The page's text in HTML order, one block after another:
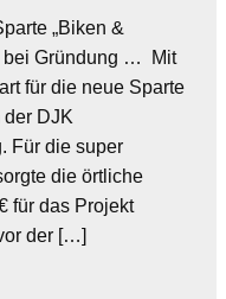
„Biken &
bei Gründung … Mit
für die neue Sparte
der DJK
Für die super
die örtliche
für das Projekt
der […]